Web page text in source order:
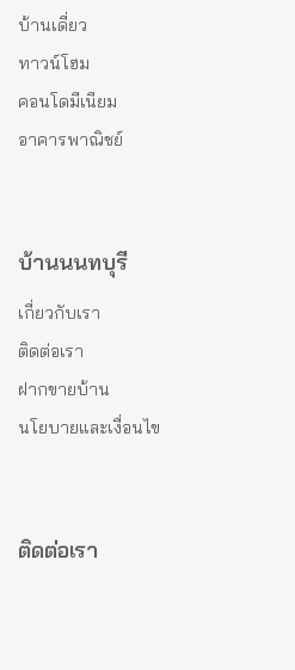
บ้านเดี่ยว
ทาวน์โฮม
คอนโดมีเนียม
อาคารพาณิชย์
บ้านนนทบุรี
เกี่ยวกับเรา
ติดต่อเรา
ฝากขายบ้าน
นโยบายและเงื่อนไข
ติดต่อเรา